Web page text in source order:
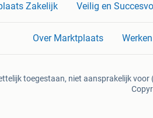
Zakelijk Veilig en Succesvol
Over Marktplaats
toegestaan, niet aansprakelijk